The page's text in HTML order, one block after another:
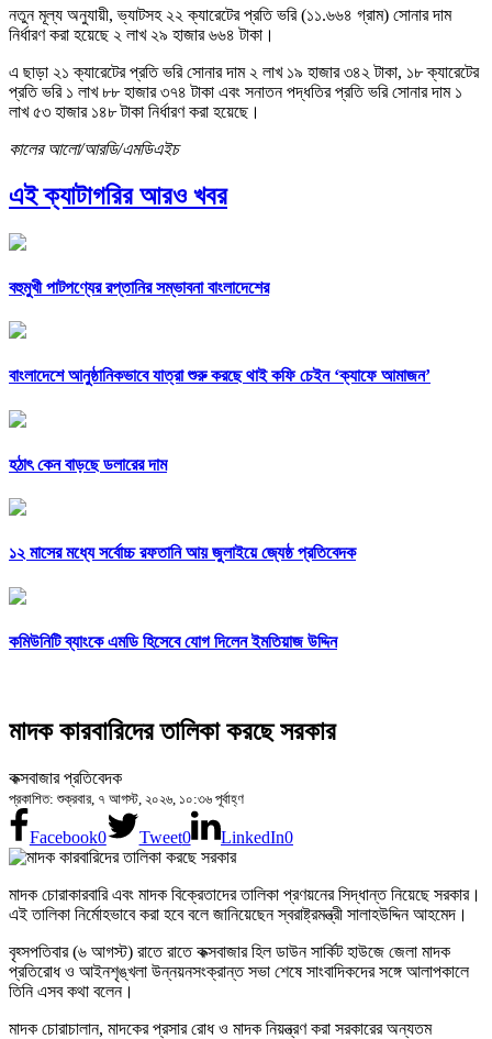
নতুন মূল্য অনুযায়ী, ভ্যাটসহ ২২ ক্যারেটের প্রতি ভরি (১১.৬৬৪ গ্রাম) সোনার দাম
নির্ধারণ করা হয়েছে ২ লাখ ২৯ হাজার ৬৬৪ টাকা।
এ ছাড়া ২১ ক্যারেটের প্রতি ভরি সোনার দাম ২ লাখ ১৯ হাজার ৩৪২ টাকা, ১৮ ক্যারেটের
প্রতি ভরি ১ লাখ ৮৮ হাজার ৩৭৪ টাকা এবং সনাতন পদ্ধতির প্রতি ভরি সোনার দাম ১
লাখ ৫৩ হাজার ১৪৮ টাকা নির্ধারণ করা হয়েছে।
কালের আলো/আরডি/এমডিএইচ
এই ক্যাটাগরির আরও খবর
বহুমুখী পাটপণ্যের রপ্তানির সম্ভাবনা বাংলাদেশের
বাংলাদেশে আনুষ্ঠানিকভাবে যাত্রা শুরু করছে থাই কফি চেইন ‘ক্যাফে আমাজন’
হঠাৎ কেন বাড়ছে ডলারের দাম
১২ মাসের মধ্যে সর্বোচ্চ রফতানি আয় জুলাইয়ে জ্যেষ্ঠ প্রতিবেদক
কমিউনিটি ব্যাংকে এমডি হিসেবে যোগ দিলেন ইমতিয়াজ উদ্দিন
মাদক কারবারিদের তালিকা করছে সরকার
কক্সবাজার প্রতিবেদক
প্রকাশিত: শুক্রবার, ৭ আগস্ট, ২০২৬, ১০:৩৬ পূর্বাহ্ণ
Facebook0 Tweet0 LinkedIn0
মাদক চোরাকারবারি এবং মাদক বিক্রেতাদের তালিকা প্রণয়নের সিদ্ধান্ত নিয়েছে সরকার।
এই তালিকা নির্মোহভাবে করা হবে বলে জানিয়েছেন স্বরাষ্ট্রমন্ত্রী সালাহউদ্দিন আহমেদ।
বৃহ্সপতিবার (৬ আগস্ট) রাতে রাতে কক্সবাজার হিল ডাউন সার্কিট হাউজে জেলা মাদক
প্রতিরোধ ও আইনশৃঙ্খলা উন্নয়নসংক্রান্ত সভা শেষে সাংবাদিকদের সঙ্গে আলাপকালে
তিনি এসব কথা বলেন।
মাদক চোরাচালান, মাদকের প্রসার রোধ ও মাদক নিয়ন্ত্রণ করা সরকারের অন্যতম